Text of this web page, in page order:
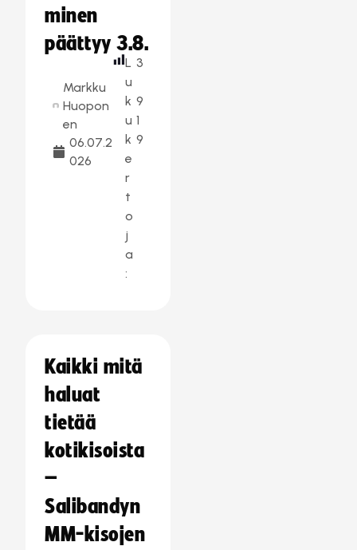
minen
päättyy 3.8.
Markku
Huopon
en
06.07.2
026
L
u
k
u
k
e
r
t
o
j
a
:
3
9
1
9
Kaikki mitä
haluat
tietää
kotikisoista
–
Salibandyn
MM-kisojen